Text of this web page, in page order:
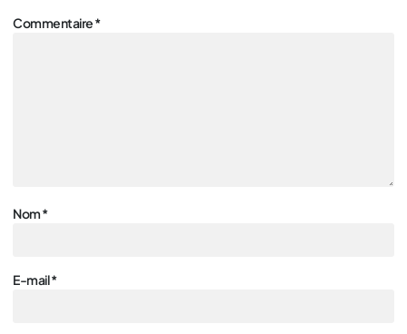
Commentaire*
Nom*
E-mail*